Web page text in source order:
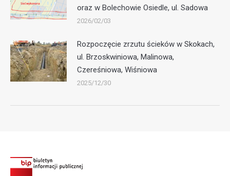
oraz w Bolechowie Osiedle, ul. Sadowa
2026/02/03
Rozpoczęcie zrzutu ścieków w Skokach,
ul. Brzoskwiniowa, Malinowa,
Czereśniowa, Wiśniowa
2025/12/30